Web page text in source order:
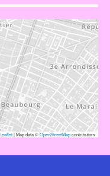
Leaflet|Map data ©OpenStreetMapcontributors